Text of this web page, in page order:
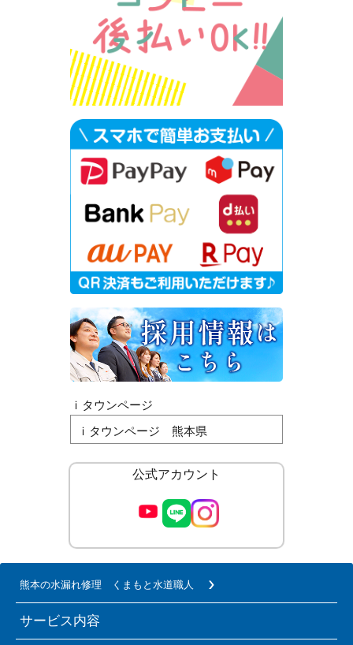
ｉタウンページ
ｉタウンページ 熊本県
公式アカウント
熊本の水漏れ修理 くまもと水道職人
サービス内容